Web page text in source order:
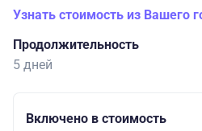
Узнать стоимость из Вашего
Продолжительность
5 дней
Включено в стоимость